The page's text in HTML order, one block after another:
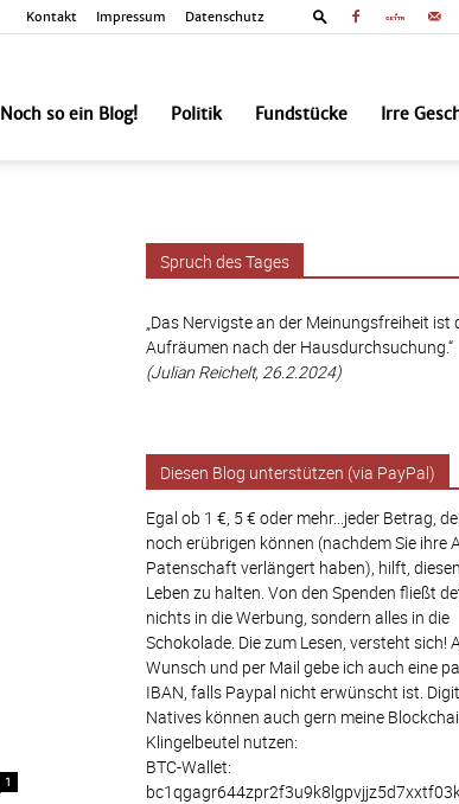
Kontakt Impressum Datenschutz
Noch so ein Blog! Politik Fundstücke Irre
1
Spruch des Tages
„Das Nervigste an der Meinungsfreiheit ist
Aufräumen nach der Hausdurchsuchung.“
(Julian Reichelt, 26.2.2024)
Diesen Blog unterstützen (via PayPal)
Egal ob 1 €, 5 € oder mehr...jeder Betrag,
noch erübrigen können (nachdem Sie ihre
Patenschaft verlängert haben), hilft,
Leben zu halten. Von den Spenden fließt
nichts in die Werbung, sondern alles in die
Schokolade. Die zum Lesen, versteht sich!
Wunsch und per Mail gebe ich auch eine
IBAN, falls Paypal nicht erwünscht ist.
Natives können auch gern meine
Klingelbeutel nutzen:
BTC-Wallet: